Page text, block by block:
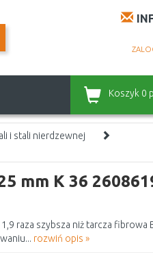
Koszyk 0
i stali nierdzewnej
mm K 36
raza szybsza niż tarcza fibrowa
rozwiń opis »